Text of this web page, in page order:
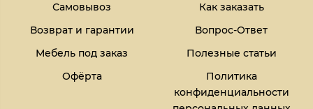
Самовывоз
Возврат и гарантии
Мебель под заказ
Офёрта
Как заказать
Вопрос-Ответ
Полезные статьи
Политика
конфиденциальности